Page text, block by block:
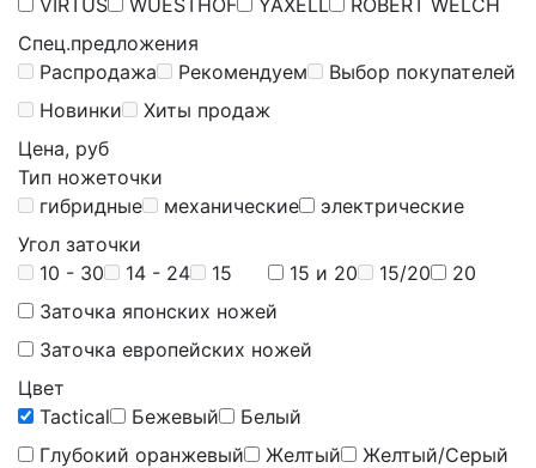
Спец.предложения
Распродажа
Рекомендуем
Выбор покупателей
Новинки
Хиты продаж
Цена, руб
Тип ножеточки
гибридные
механические
электрические
Угол заточки
10 - 30
14 - 24 15 15 и 20 15/20
20
Заточка японских ножей
Заточка европейских ножей
Цвет
Tactical
Бежевый
Белый
Глубокий оранжевый
Желтый
Желтый/Серый